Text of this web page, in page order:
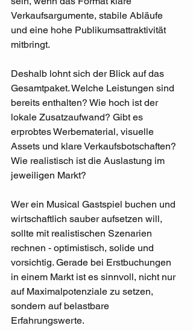
Verkaufsargumente, stabile Abläufe
und eine hohe Publikumsattraktivität
mitbringt.
Deshalb lohnt sich der Blick auf das
Gesamtpaket. Welche Leistungen sind
bereits enthalten? Wie hoch ist der
lokale Zusatzaufwand? Gibt es
erprobtes Werbematerial, visuelle
Assets und klare Verkaufsbotschaften?
Wie realistisch ist die Auslastung im
jeweiligen Markt?
Wer ein Musical Gastspiel buchen und
wirtschaftlich sauber aufsetzen will,
sollte mit realistischen Szenarien
rechnen - optimistisch, solide und
vorsichtig. Gerade bei Erstbuchungen
in einem Markt ist es sinnvoll, nicht nur
auf Maximalpotenziale zu setzen,
sondern auf belastbare
Erfahrungswerte.